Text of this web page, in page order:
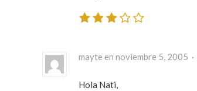
mayte en noviembre 5, 2005 ·
Hola Nati,